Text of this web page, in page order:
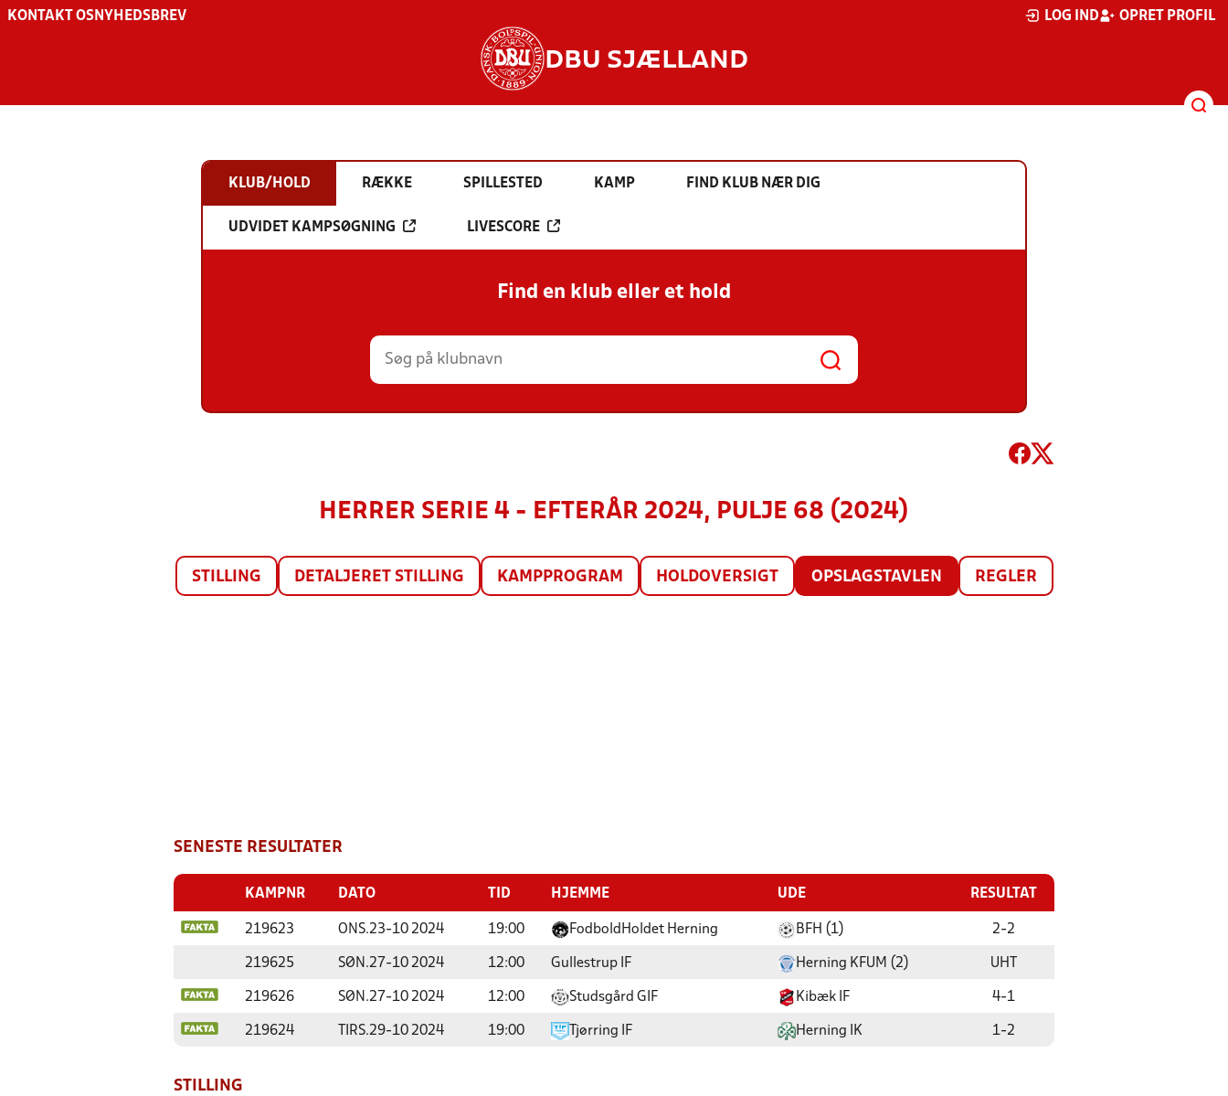
KONTAKT OS NYHEDSBREV LOG IND OPRET PROFIL
DBU SJÆLLAND
KLUB/HOLD RÆKKE SPILLESTED KAMP FIND KLUB NÆR DIG
UDVIDET KAMPSØGNING LIVESCORE
Find en klub eller et hold
HERRER SERIE 4 - EFTERÅR 2024, PULJE 68 (2024)
STILLING DETALJERET STILLING KAMPPROGRAM HOLDOVERSIGT OPSLAGSTAVLEN REGLER
SENESTE RESULTATER
KAMPNR DATO TID HJEMME UDE RESULTAT
219623 ONS.23-10 2024 19:00 FodboldHoldet Herning BFH (1) 2-2
219625 SØN.27-10 2024 12:00 Gullestrup IF Herning KFUM (2) UHT
219626 SØN.27-10 2024 12:00 Studsgård GIF Kibæk IF 4-1
219624 TIRS.29-10 2024 19:00 Tjørring IF Herning IK 1-2
STILLING